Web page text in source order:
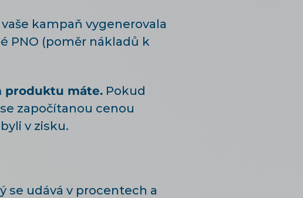
kampaň vygenerovala
PNO (poměr nákladů k
produktu máte. Pokud
započítanou cenou
v zisku.
se udává v procentech a